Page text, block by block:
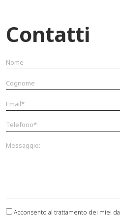
Contatti
Acconsento al trattamento dei miei